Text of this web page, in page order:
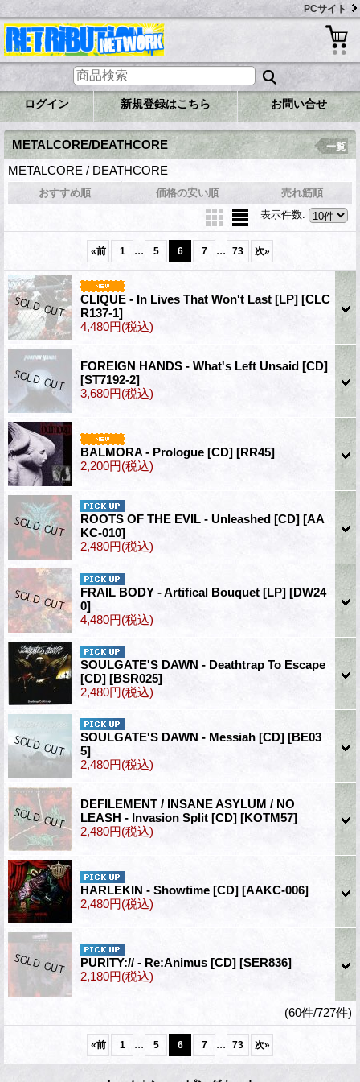
PCサイト
ログイン 新規登録はこちら お問い合せ
METALCORE/DEATHCORE
METALCORE / DEATHCORE
一覧
おすすめ順 価格の安い順
売れ筋順
表示件数:
«前 1 ... 5 6 7 ... 73 次»
CLIQUE - In Lives That Won't Last [LP] [CLC
R137-1]
4,480円(税込)
FOREIGN HANDS - What's Left Unsaid [CD]
[ST7192-2]
3,680円(税込)
BALMORA - Prologue [CD] [RR45]
2,200円(税込)
ROOTS OF THE EVIL - Unleashed [CD] [AA
KC-010]
2,480円(税込)
FRAIL BODY - Artifical Bouquet [LP] [DW24
0]
4,480円(税込)
SOULGATE'S DAWN - Deathtrap To Escape
[CD] [BSR025]
2,480円(税込)
SOULGATE'S DAWN - Messiah [CD] [BE03
5]
2,480円(税込)
DEFILEMENT / INSANE ASYLUM / NO
LEASH - Invasion Split [CD] [KOTM57]
2,480円(税込)
HARLEKIN - Showtime [CD] [AAKC-006]
2,480円(税込)
PURITY:// - Re:Animus [CD] [SER836]
2,180円(税込)
(60件/727件)
«前 1 ... 5 6 7 ... 73 次»